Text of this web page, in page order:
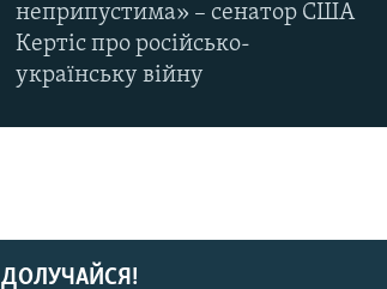
неприпустима» – сенатор США
Кертіс про російсько-
українську війну
ДОЛУЧАЙСЯ!